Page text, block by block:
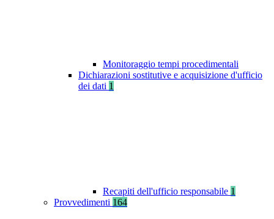
Monitoraggio tempi procedimentali
Dichiarazioni sostitutive e acquisizione d'ufficio
dei dati 1
Recapiti dell'ufficio responsabile 1
Provvedimenti 164